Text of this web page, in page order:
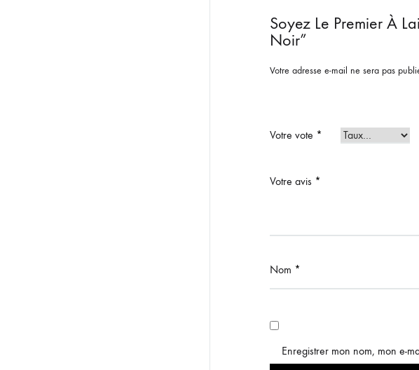
Soyez Le Premier À
Noir”
Votre adresse e-mail ne sera pas
Votre vote *
Votre avis *
Nom *
Enregistrer mon nom, mon e-